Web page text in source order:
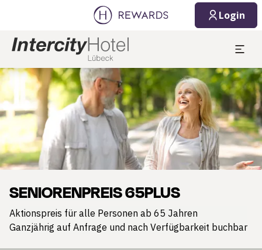
Login
Dia 1 von 1
SENIORENPREIS 65PLUS
Aktionspreis für alle Personen ab 65 Jahren
Ganzjährig auf Anfrage und nach Verfügbarkeit buchbar